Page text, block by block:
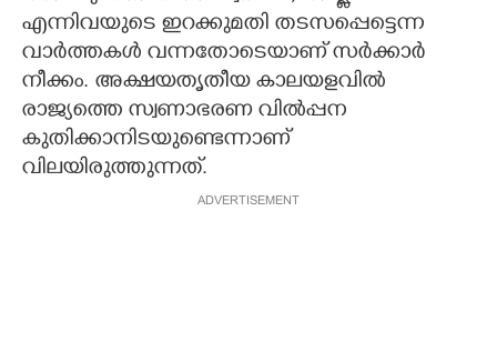
എന്നിവയുടെ ഇറക്കുമതി തടസപ്പെട്ടെന്ന
വാർത്തകൾ വന്നതോടെയാണ് സർക്കാർ
നീക്കം. അക്ഷയതൃതീയ കാലയളവിൽ
രാജ്യത്തെ സ്വണാഭരണ വിൽപ്പന
കുതിക്കാനിടയുണ്ടെന്നാണ്
വിലയിരുത്തുന്നത്.
ADVERTISEMENT